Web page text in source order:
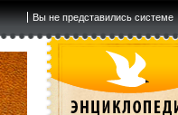
Вы не представились системе